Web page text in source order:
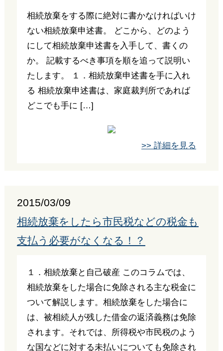
相続放棄をする際に絶対に書かなければいけ
ない相続放棄申述書。 どこから、どのよう
にして相続放棄申述書を入手して、書くの
か。 記載するべき事項を順を追って説明い
たします。 １．相続放棄申述書を手に入れ
る 相続放棄申述書は、家庭裁判所であれば
どこでも手に […]
>> 詳細を見る
2015/03/09
相続放棄をしたら市民税などの税金も
支払う必要がなくなる！？
１．相続放棄と自己破産 このコラムでは、
相続放棄をした場合に免除される主な税金に
ついて解説します。相続放棄をした場合に
は、被相続人が残した借金の返済義務は免除
されます。それでは、所得税や市民税のよう
な国などに対する未払いについても免除され